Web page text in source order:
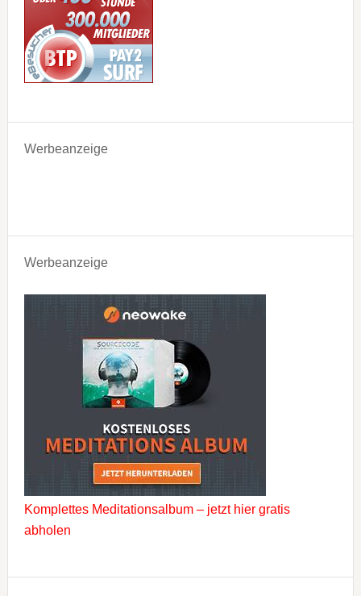
Werbeanzeige
Werbeanzeige
Komplettes Meditationsalbum – jetzt hier gratis
abholen